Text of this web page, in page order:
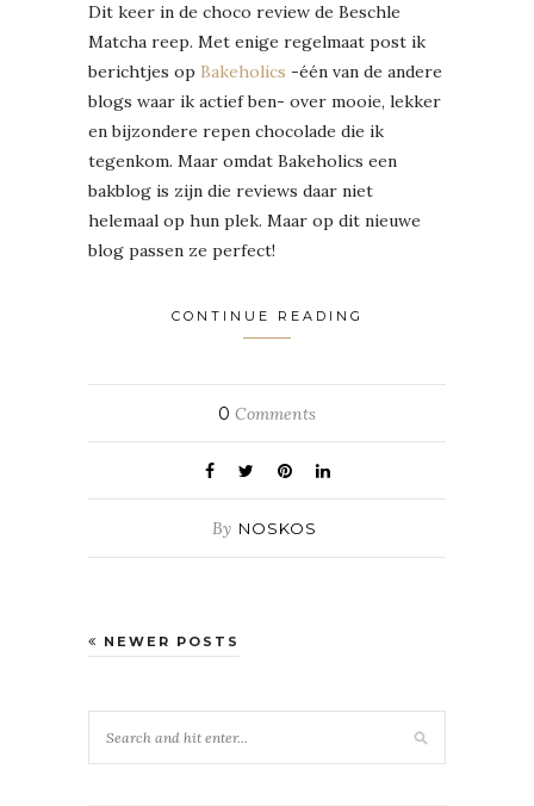
Dit keer in de choco review de Beschle
Matcha reep. Met enige regelmaat post ik
berichtjes op Bakeholics -één van de andere
blogs waar ik actief ben- over mooie, lekker
en bijzondere repen chocolade die ik
tegenkom. Maar omdat Bakeholics een
bakblog is zijn die reviews daar niet
helemaal op hun plek. Maar op dit nieuwe
blog passen ze perfect!
CONTINUE READING
0 Comments
By NOSKOS
NEWER POSTS